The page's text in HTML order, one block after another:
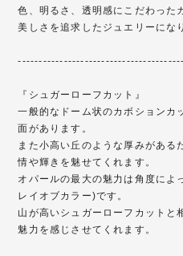
色、明るさ、透明感にこだわった
美しさを追求したジュエリーにな
『シュガーローフカット』
一般的なドーム状のカボションカ
面があります。
また小高い丘のような厚みがある
情や輝きを魅せてくれます。
オパールの最大の魅力は角度によ
レイオブカラー)です。
山が高いシュガーローフカットと
魅力を感じさせてくれます。